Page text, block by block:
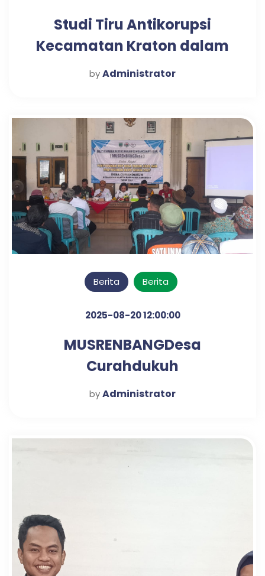
Studi Tiru Antikorupsi
Kecamatan Kraton dalam
Mewujudkan Pelayanan
byAdministrator
Berita Berita
2025-08-20 12:00:00
MUSRENBANGDesa
Curahdukuh
byAdministrator